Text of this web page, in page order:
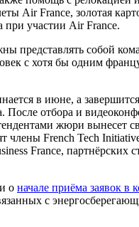
Air France, золотая
при участии Air France.
представлять собой
с хотя бы одним
в июне, а
После отбора и
жюри вынесет
члены French Tech
France, партнёрских
о начале приёма заявок в
с